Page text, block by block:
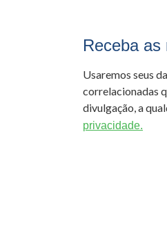
Receba as
Usaremos seus
correlacionadas
divulgação, a
privacidade.